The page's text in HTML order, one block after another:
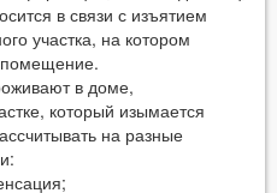
в связи с изъятием
участка, на котором
помещение.
в доме,
который изымается
на разные